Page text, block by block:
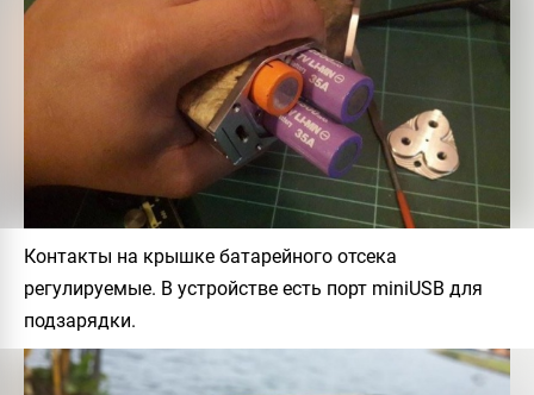
Контакты на крышке батарейного отсека
регулируемые. В устройстве есть порт miniUSB для
подзарядки.